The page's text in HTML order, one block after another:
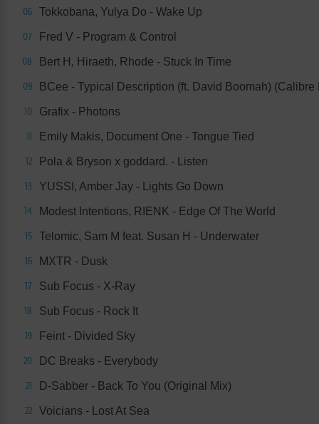
06 Tokkobana, Yulya Do - Wake Up
07 Fred V - Program & Control
08 Bert H, Hiraeth, Rhode - Stuck In Time
09 BCee - Typical Description (ft. David Boomah) (Calibre
10 Grafix - Photons
11 Emily Makis, Document One - Tongue Tied
12 Pola & Bryson x goddard. - Listen
13 YUSSI, Amber Jay - Lights Go Down
14 Modest Intentions, RIENK - Edge Of The World
15 Telomic, Sam M feat. Susan H - Underwater
16 MXTR - Dusk
17 Sub Focus - X-Ray
18 Sub Focus - Rock It
19 Feint - Divided Sky
20 DC Breaks - Everybody
21 D-Sabber - Back To You (Original Mix)
22 Voicians - Lost At Sea